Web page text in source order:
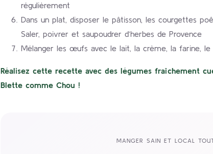
régulièrement
Dans un plat, disposer le pâtisson, les courgettes
Saler, poivrer et saupoudrer d’herbes de Provence
Mélanger les œufs avec le lait, la crème, la farine,
Réalisez cette recette avec des légumes fraîchement
Blette comme Chou !
MANGER SAIN ET LOCAL